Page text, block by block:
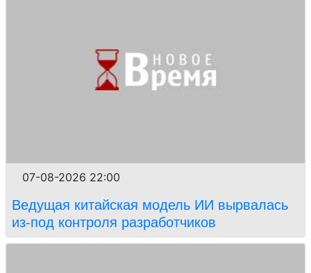
07-08-2026 22:00
Ведущая китайская модель ИИ вырвалась
из-под контроля разработчиков